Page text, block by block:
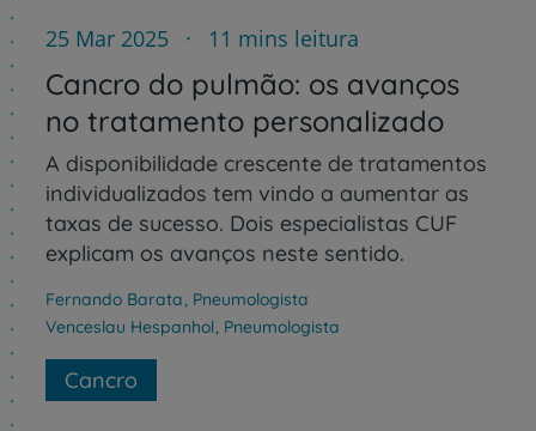
25 Mar 2025 11 mins leitura
Cancro do pulmão: os avanços
no tratamento personalizado
A disponibilidade crescente de tratamentos
individualizados tem vindo a aumentar as
taxas de sucesso. Dois especialistas CUF
explicam os avanços neste sentido.
Fernando Barata Pneumologista
Venceslau Hespanhol Pneumologista
Cancro